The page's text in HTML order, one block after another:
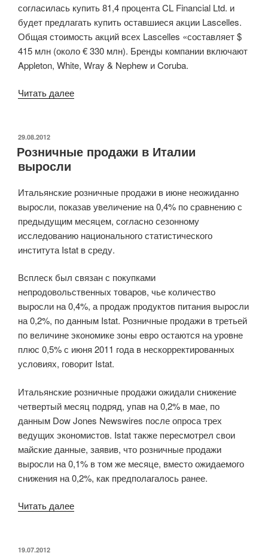
согласилась купить 81,4 процента CL Financial Ltd. и
будет предлагать купить оставшиеся акции Lascelles.
Общая стоимость акций всех Lascelles «составляет $
415 млн (около € 330 млн). Бренды компании включают
Appleton, White, Wray & Nephew и Coruba.
Читать далее
рома»
ОПУБЛИКОВАНО
29.08.2012
Розничные продажи в Италии
выросли
Итальянские розничные продажи в июне неожиданно
выросли, показав увеличение на 0,4% по сравнению с
предыдущим месяцем, согласно сезонному
исследованию национального статистического
института Istat в среду.
Всплеск был связан с покупками
непродовольственных товаров, чье количество
выросли на 0,4%, а продаж продуктов питания выросли
на 0,2%, по данным Istat. Розничные продажи в третьей
по величине экономике зоны евро остаются на уровне
плюс 0,5% с июня 2011 года в нескорректированных
условиях, говорит Istat.
Итальянские розничные продажи ожидали снижение
четвертый месяц подряд, упав на 0,2% в мае, по
данным Dow Jones Newswires после опроса трех
ведущих экономистов. Istat также пересмотрел свои
майские данные, заявив, что розничные продажи
выросли на 0,1% в том же месяце, вместо ожидаемого
снижения на 0,2%, как предполагалось ранее.
Читать далее
ОПУБЛИКОВАНО
19.07.2012